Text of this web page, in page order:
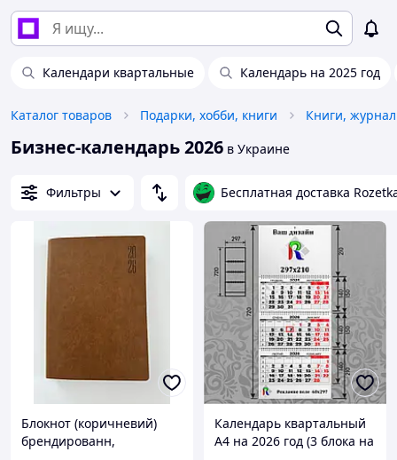
Календари квартальные Календарь на 2025 год
Каталог товаров Подарки, хобби, книги
Бизнес-календарь 2026 в Украине
Фильтры Бесплатная доставка
Блокнот (коричневий)
брендированн,
Календарь квартальный
А4 на 2026 год (3 блока на